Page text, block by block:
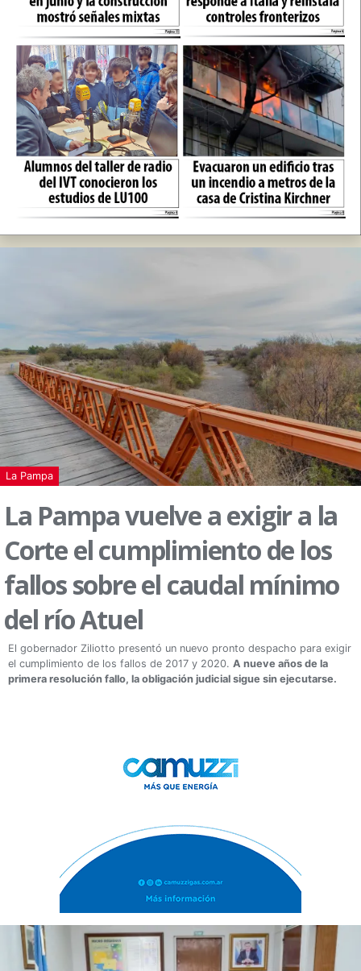
La Pampa
La Pampa vuelve a exigir a la
Corte el cumplimiento de los
fallos sobre el caudal mínimo
del río Atuel
El gobernador Ziliotto presentó un nuevo pronto despacho para exigir
el cumplimiento de los fallos de 2017 y 2020. A nueve años de la
primera resolución fallo, la obligación judicial sigue sin ejecutarse.